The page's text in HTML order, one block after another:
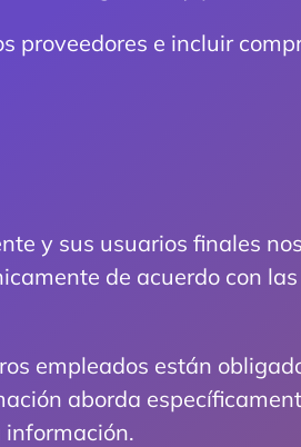
e incluir
y sus usuarios finales
de acuerdo con
empleados están
aborda
información.